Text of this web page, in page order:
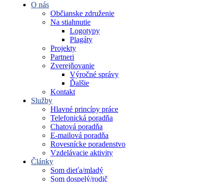
O nás
Občianske združenie
Na stiahnutie
Logotypy
Plagáty
Projekty
Partneri
Zverejňovanie
Výročné správy
Ďalšie
Kontakt
Služby
Hlavné princípy práce
Telefonická poradňa
Chatová poradňa
E-mailová poradňa
Rovesnícke poradenstvo
Vzdelávacie aktivity
Články
Som dieťa/mladý
Som dospelý/rodič